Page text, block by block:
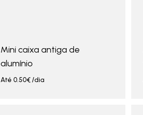
Mini caixa antiga de
alumínio
Até 0.50€/dia